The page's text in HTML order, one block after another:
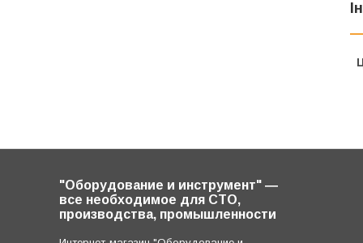
"Оборудование и инструмент" ―
все необходимое для СТО,
производства, промышленности